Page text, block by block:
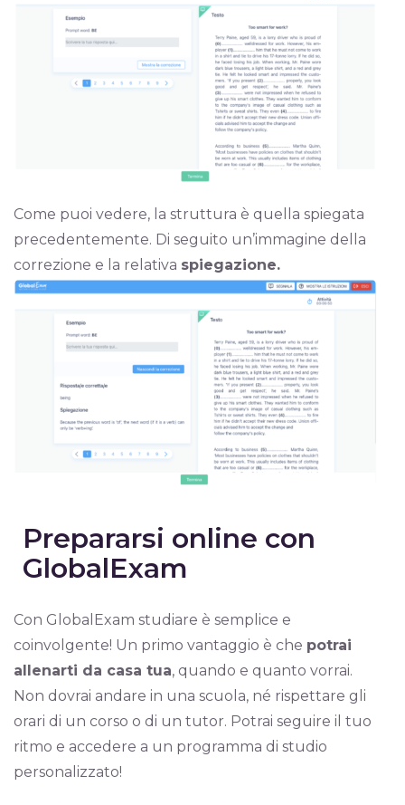
Come puoi vedere, la struttura è quella spiegata
precedentemente. Di seguito un’immagine della
correzione e la relativa spiegazione.
Prepararsi online con
GlobalExam
Con GlobalExam studiare è semplice e
coinvolgente! Un primo vantaggio è che potrai
allenarti da casa tua, quando e quanto vorrai.
Non dovrai andare in una scuola, né rispettare gli
orari di un corso o di un tutor. Potrai seguire il tuo
ritmo e accedere a un programma di studio
personalizzato!